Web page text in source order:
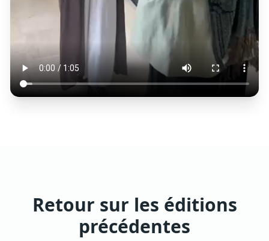
Retour sur les éditions
précédentes